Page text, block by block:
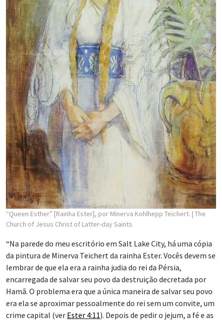
“Queen Esther” [Rainha Ester], por Minerva Kohlhepp Teichert. | The
Church of Jesus Christ of Latter-day Saints
“Na parede do meu escritório em Salt Lake City, há uma cópia
da pintura de Minerva Teichert da rainha Ester. Vocês devem se
lembrar de que ela era a rainha judia do rei da Pérsia,
encarregada de salvar seu povo da destruição decretada por
Hamã. O problema era que a única maneira de salvar seu povo
era ela se aproximar pessoalmente do rei sem um convite, um
crime capital (ver Ester 4:11). Depois de pedir o jejum, a fé e as